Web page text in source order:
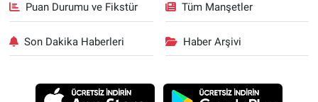
Puan Durumu ve Fikstür Tüm Manşetler
Son Dakika Haberleri Haber Arşivi